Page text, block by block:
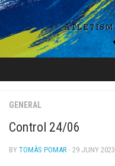
Skip
to
content
GENERAL
Control 24/06
BY TOMÀS POMAR · 29 JUNY 2023